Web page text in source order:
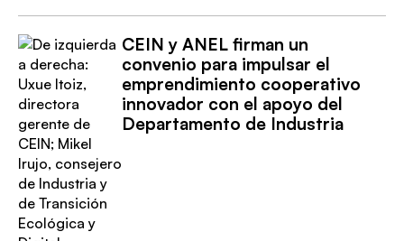
CEIN y ANEL firman un
convenio para impulsar el
emprendimiento cooperativo
innovador con el apoyo del
Departamento de Industria